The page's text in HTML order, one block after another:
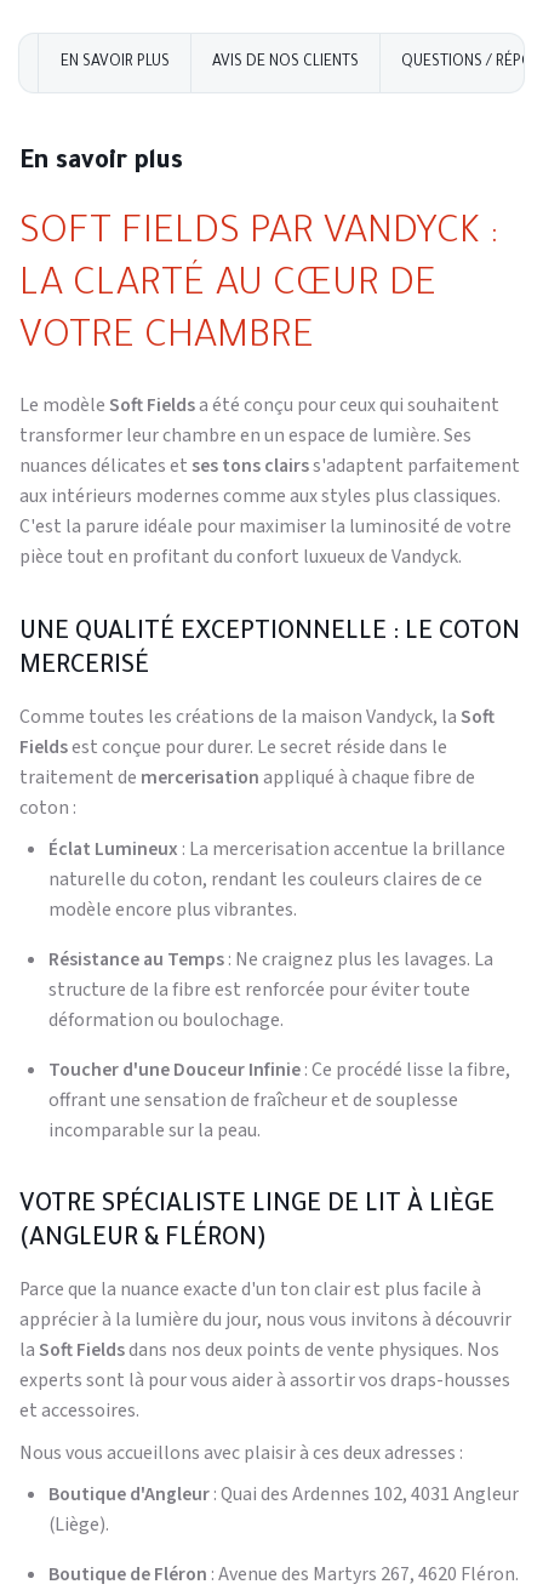
EN SAVOIR PLUS AVIS DE NOS CLIENTS QUESTIONS /
En savoir plus
SOFT FIELDS PAR VANDYCK :
LA CLARTÉ AU CŒUR DE
VOTRE CHAMBRE
Le modèleSoft Fieldsa été conçu pour ceux qui souhaitent
transformer leur chambre en un espace de lumière. Ses
nuances délicates etses tons clairss'adaptent parfaitement
aux intérieurs modernes comme aux styles plus classiques.
C'est la parure idéale pour maximiser la luminosité de votre
pièce tout en profitant du confort luxueux de Vandyck.
UNE QUALITÉ EXCEPTIONNELLE : LE COTON
MERCERISÉ
Comme toutes les créations de la maison Vandyck, laSoft
Fieldsest conçue pour durer. Le secret réside dans le
traitement de mercerisationappliqué à chaque fibre de
coton :
Éclat Lumineux : La mercerisation accentue la brillance
naturelle du coton, rendant les couleurs claires de ce
modèle encore plus vibrantes.
Résistance au Temps: Ne craignez plus les lavages. La
structure de la fibre est renforcée pour éviter toute
déformation ou boulochage.
Toucher d'une Douceur Infinie: Ce procédé lisse la fibre,
offrant une sensation de fraîcheur et de souplesse
incomparable sur la peau.
VOTRE SPÉCIALISTE LINGE DE LIT À LIÈGE
(ANGLEUR & FLÉRON)
Parce que la nuance exacte d'un ton clair est plus facile à
apprécier à la lumière du jour, nous vous invitons à découvrir
laSoft Fieldsdans nos deux points de vente physiques. Nos
experts sont là pour vous aider à assortir vos draps-housses
et accessoires.
Nous vous accueillons avec plaisir à ces deux adresses :
Boutique d'Angleur: Quai des Ardennes 102, 4031 Angleur
(Liège).
Boutique de Fléron : Avenue des Martyrs 267, 4620 Fléron.